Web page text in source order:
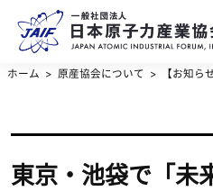
ホーム 原産協会について 【お知ら
東京・池袋で「未